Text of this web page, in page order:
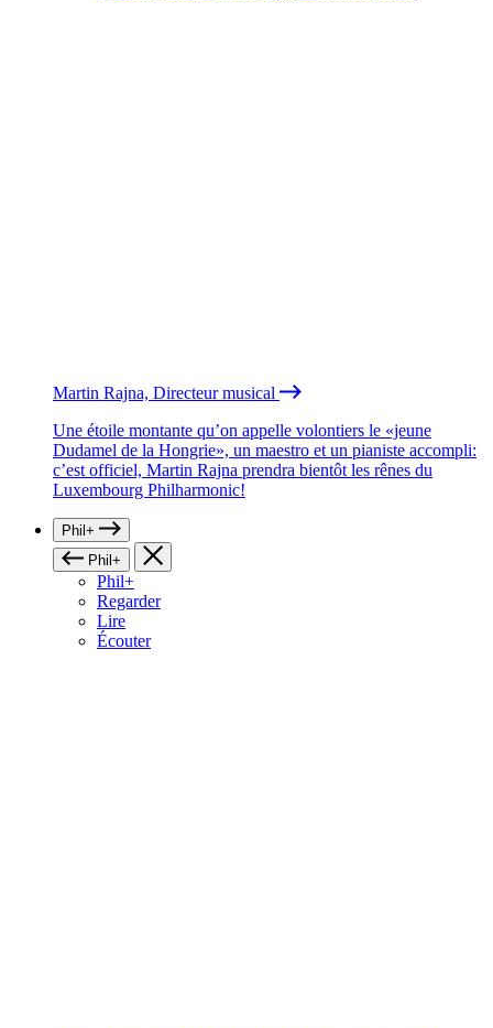
Martin Rajna, Directeur musical
Une étoile montante qu’on appelle volontiers le «jeune
Dudamel de la Hongrie», un maestro et un pianiste accompli:
c’est officiel, Martin Rajna prendra bientôt les rênes du
Luxembourg Philharmonic!
Phil+
Phil+
Phil+
Regarder
Lire
Écouter